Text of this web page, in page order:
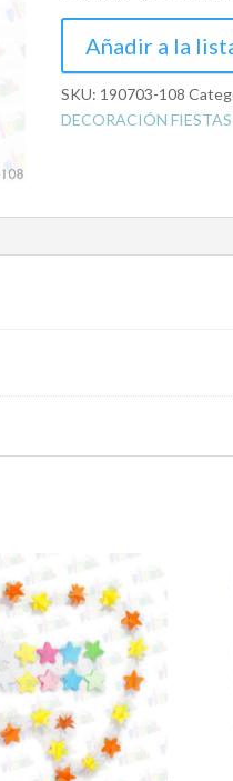
Añadir a la
SKU: 190703-108
DECORACIÓN FIESTAS